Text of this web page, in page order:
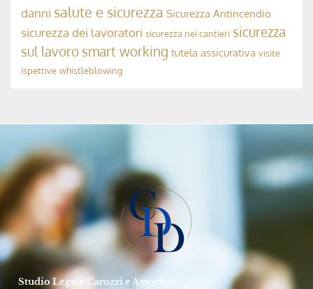
La Responsabilità Penale dell’OdV 231
➞